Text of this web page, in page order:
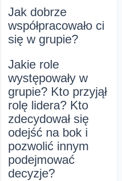
Jak dobrze
współpracowało ci
się w grupie?
Jakie role
występowały w
grupie? Kto przyjął
rolę lidera? Kto
zdecydował się
odejść na bok i
pozwolić innym
podejmować
decyzje?